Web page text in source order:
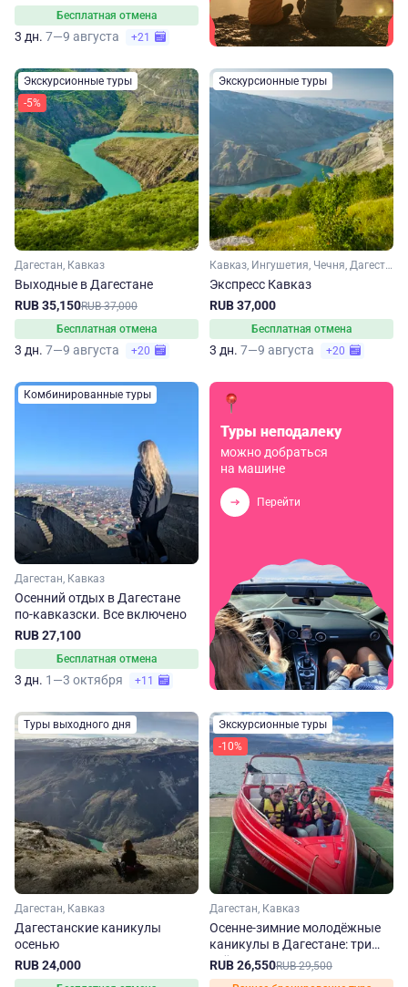
Бесплатная отмена
3 дн. 7—9 августа +21
Экскурсионные туры
-5%
Дагестан, Кавказ
Выходные в Дагестане
RUB 35,150RUB 37,000
Бесплатная отмена
3 дн. 7—9 августа +20
Экскурсионные туры
Кавказ, Ингушетия, Чечня, Дагестан
Экспресс Кавказ
RUB 37,000
Бесплатная отмена
3 дн. 7—9 августа +20
Комбинированные туры
Дагестан, Кавказ
Осенний отдых в Дагестане
по-кавказски. Все включено
RUB 27,100
Бесплатная отмена
3 дн. 1—3 октября +11
Туры неподалеку
можно добраться
на машине
Перейти
Туры выходного дня
Дагестан, Кавказ
Дагестанские каникулы
осенью
RUB 24,000
Экскурсионные туры
-10%
Дагестан, Кавказ
Осенне-зимние молодёжные
каникулы в Дагестане: три
улётных дня
RUB 26,550RUB 29,500